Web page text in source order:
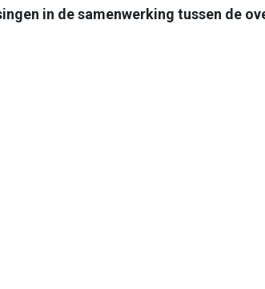
in de samenwerking tussen de